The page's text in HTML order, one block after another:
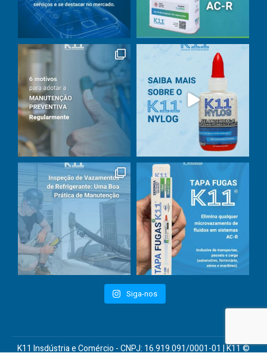
Siga-nos
K11 Insdústria e Comércio - CNPJ: 16.919.091/0001-01 | K11 ©